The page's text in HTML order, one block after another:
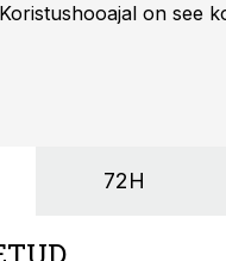
on see
72H